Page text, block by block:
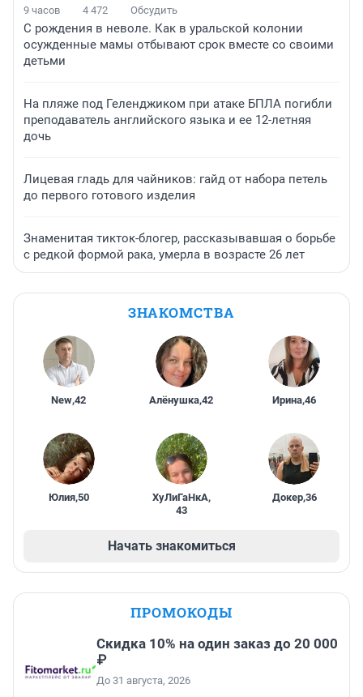
9 часов 4 472 Обсудить
С рождения в неволе. Как в уральской колонии
осужденные мамы отбывают срок вместе со своими
детьми
На пляже под Геленджиком при атаке БПЛА погибли
преподаватель английского языка и ее 12-летняя
дочь
Лицевая гладь для чайников: гайд от набора петель
до первого готового изделия
Знаменитая тикток-блогер, рассказывавшая о борьбе
с редкой формой рака, умерла в возрасте 26 лет
ЗНАКОМСТВА
New,42 Алёнушка,42 Ирина,46
Юлия,50 ХуЛиГаНкА,
43
Докер,36
Начать знакомиться
ПРОМОКОДЫ
Скидка 10% на один заказ до 20 000
₽
До 31 августа, 2026